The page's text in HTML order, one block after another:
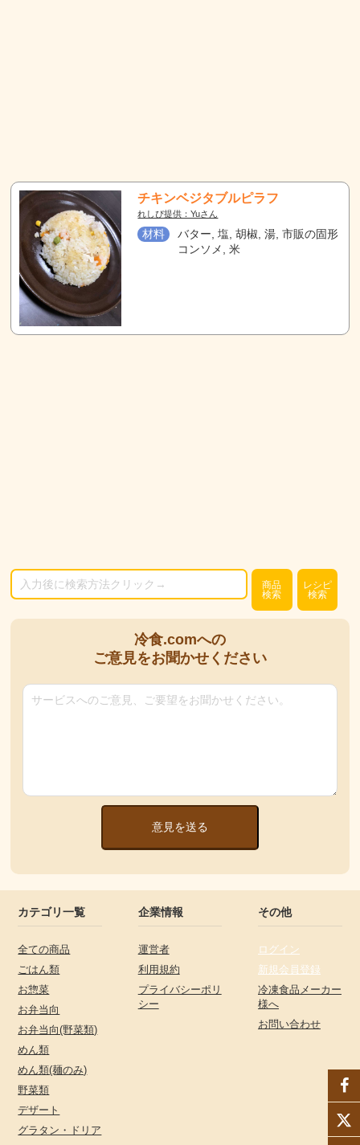
チキンベジタブルピラフ
れしぴ提供：Yuさん
材料
バター, 塩, 胡椒, 湯, 市販の固形
コンソメ, 米
商品
検索
レシピ
検索
冷食.comへの
ご意見をお聞かせください
意見を送る
カテゴリ一覧
全ての商品
ごはん類
お惣菜
お弁当向
お弁当向(野菜類)
めん類
めん類(麺のみ)
野菜類
デザート
グラタン・ドリア
企業情報
運営者
利用規約
プライバシーポリ
シー
その他
ログイン
新規会員登録
冷凍食品メーカー
様へ
お問い合わせ